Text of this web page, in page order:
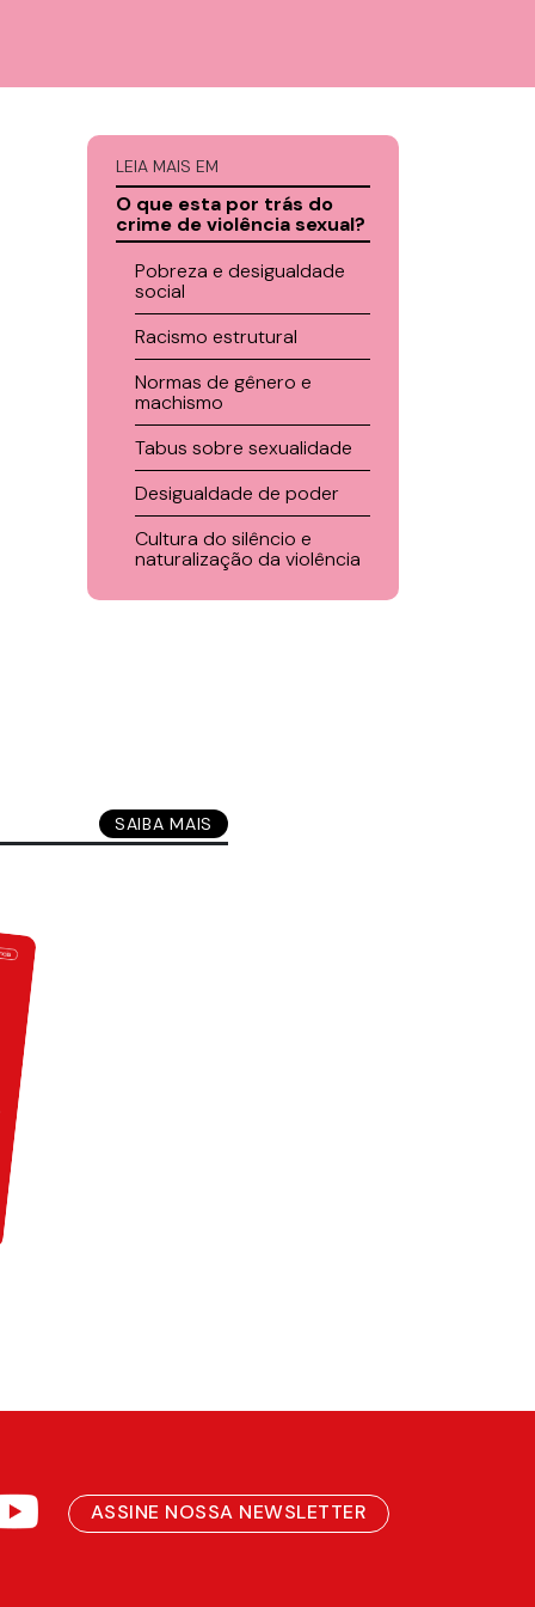
LEIA MAIS EM
O que esta por trás do
crime de violência sexual?
Pobreza e desigualdade
social
Racismo estrutural
Normas de gênero e
machismo
Tabus sobre sexualidade
Desigualdade de poder
Cultura do silêncio e
naturalização da violência
SAIBA MAIS
ASSINE NOSSA NEWSLETTER